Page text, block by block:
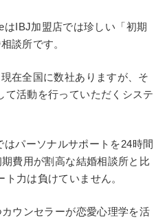
IBJ加盟店では珍しい「初期
談所です。
在全国に数社ありますが、そ
て活動を行っていただくシステ
パーソナルサポートを24時間
費用が割高な結婚相談所と比
力は負けていません。
ウンセラーが恋愛心理学を活